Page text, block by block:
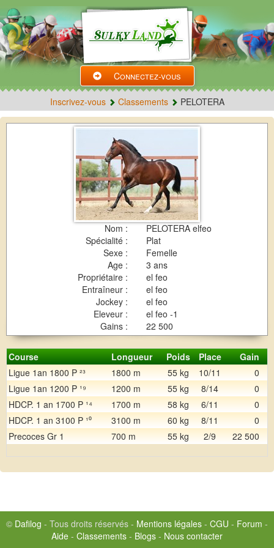
Connectez-vous
Inscrivez-vous Classements PELOTERA
Nom :
PELOTERA elfeo
Spécialité :
Plat
Sexe :
Femelle
Age :
3 ans
Propriétaire :
el feo
Entraîneur :
el feo
Jockey :
el feo
Eleveur :
el feo -1
Gains :
22 500
Course Longueur Poids Place
Gain
Ligue 1an 1800 P ²³
1800 m 55 kg 10/11 0
Ligue 1an 1200 P ¹⁹
1200 m 55 kg 8/14 0
HDCP. 1 an 1700 P ¹⁴
1700 m 58 kg 6/11 0
HDCP. 1 an 3100 P ¹⁰
3100 m 60 kg 8/11 0
Precoces Gr 1
700 m 55 kg 2/9 22 500
© Dafilog - Tous droits réservés - Mentions légales - CGU - Forum -
Aide - Classements - Blogs - Nous contacter